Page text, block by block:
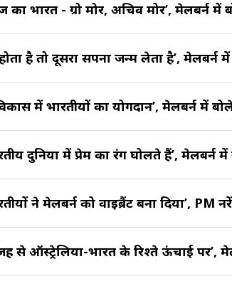
भारत - ग्रो मोर, अचिव मोर’, मेलबर्न में
है तो दूसरा सपना जन्म लेता है’, मेलबर्न
में भारतीयों का योगदान’, मेलबर्न में
दुनिया में प्रेम का रंग घोलते हैं’, मेलबर्न
ने मेलबर्न को वाइब्रैंट बना दिया’, PM
से ऑस्ट्रेलिया-भारत के रिश्ते ऊंचाई पर’,